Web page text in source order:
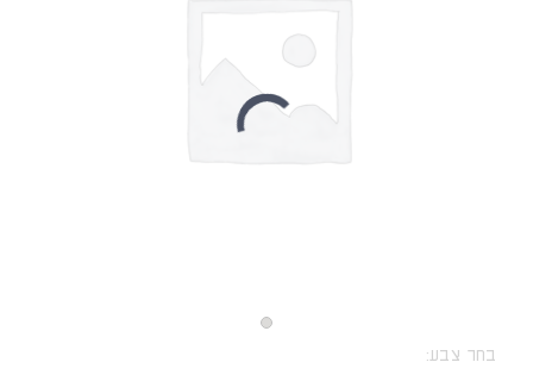
בחר צבע: